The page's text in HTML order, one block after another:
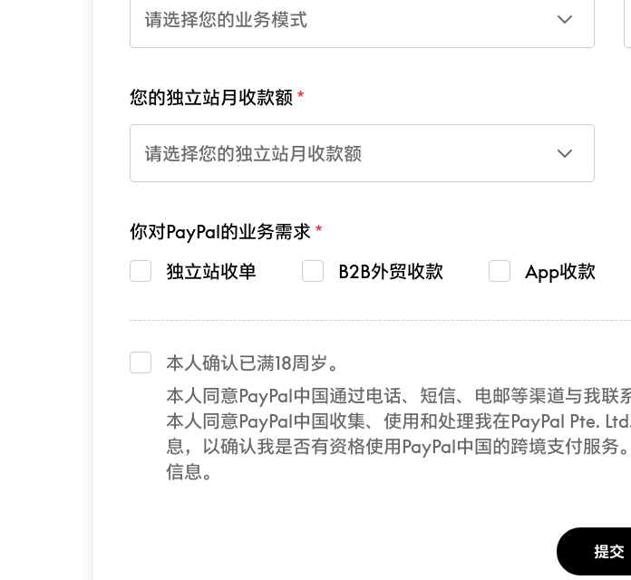
请选择您的业务模式
您的独立站月收款额
请选择您的独立站月收款额
你对PayPal的业务需求
独立站收单
B2B外贸收款 App收款
本人确认已满18周岁。
本人同意PayPal中国通过电话、短信、电邮等渠道与我联
本人同意PayPal中国收集、使用和处理我在PayPal Pte.
息，以确认我是否有资格使用PayPal中国的跨境支付服务
信息。
提交